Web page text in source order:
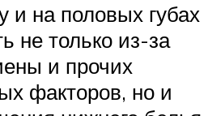
и на половых губах
не только из-за
и прочих
факторов, но и